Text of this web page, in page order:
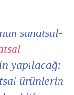
sanatsal-
yapılacağı
ürünlerin